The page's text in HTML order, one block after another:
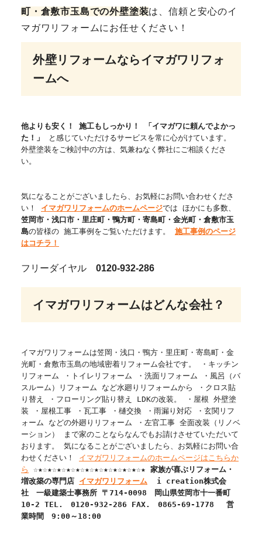
町・倉敷市玉島での外壁塗装は、信頼と安心のイ
マガワリフォームにお任せください！
外壁リフォームならイマガワリフォ
ームへ
他よりも安く！ 施工もしっかり！
「イマガワに頼んでよかっ
た！」
と感じていただけるサービスを常に心がけています。
外壁塗装をご検討中の方は、気兼ねなく弊社にご相談くださ
い。
気になることがございましたら、お気軽にお問い合わせくださ
い！ イマガワリフォームのホームページでは ほかにも多数、
笠岡市・浅口市・里庄町・鴨方町 ・寄島町・金光町・倉敷市玉
島の皆様の 施工事例をご覧いただけます。 施工事例のページ
はコチラ！
フリーダイヤル 0120-932-286
イマガワリフォームはどんな会社？
イマガワリフォームは笠岡・浅口・鴨方・里庄町・寄島町・金
光町・倉敷市玉島の地域密着リフォーム会社です。 ・キッチン
リフォーム ・トイレリフォーム ・洗面リフォーム ・風呂（バ
スルーム）リフォーム など水廻りリフォームから ・クロス貼
り替え ・フローリング貼り替え LDKの改装。 ・屋根 外壁塗
装 ・屋根工事 ・瓦工事 ・樋交換 ・雨漏り対応 ・玄関リフ
ォーム などの外廻りリフォーム ・左官工事 全面改装（リノベ
ーション） まで家のことならなんでもお請けさせていただいて
おります。 気になることがございましたら、お気軽にお問い合
わせください！ イマガワリフォームのホームページはこちらか
ら
☆★☆★☆★☆★☆★☆★☆★☆★☆★☆★☆★☆★ 家族が喜ぶリフォーム・
増改築の専門店 イマガワリフォーム
i creation株式会
社 一級建築士事務所 〒 714-0098 岡山県笠岡市十一番町
10-2 TEL. 0120-932-286 FAX. 0865-69-1778
営
業時間 9:00～18:00